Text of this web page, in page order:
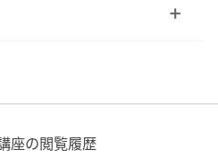
座の閲覧履歴